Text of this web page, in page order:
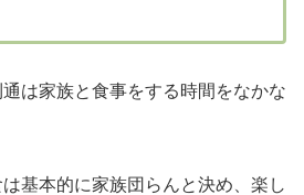
は家族と食事をする時間をなかな
基本的に家族団らんと決め、楽し